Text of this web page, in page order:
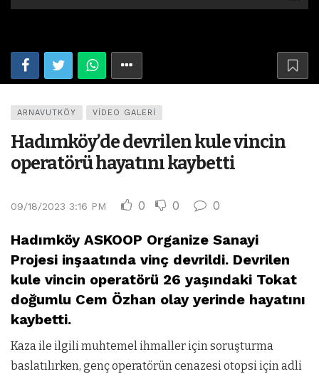
ARNAVUTKÖY VIDEO GALERI
Hadımköy’de devrilen kule vincin
operatörü hayatını kaybetti
09/18/2023 3:16 PM 0 0 0
Hadımköy ASKOOP Organize Sanayi
Projesi inşaatında vinç devrildi. Devrilen
kule vincin operatörü 26 yaşındaki Tokat
doğumlu Cem Özhan olay yerinde hayatını
kaybetti.
Kaza ile ilgili muhtemel ihmaller için soruşturma
baslatılırken, genç operatörün cenazesi otopsi için adli